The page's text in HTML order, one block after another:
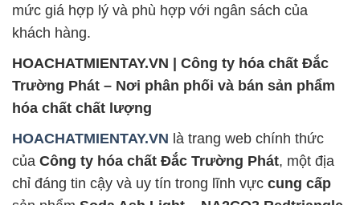
mức giá hợp lý và phù hợp với ngân sách của
khách hàng.
HOACHATMIENTAY.VN | Công ty hóa chất Đắc
Trường Phát – Nơi phân phối và bán sản phẩm
hóa chất chất lượng
HOACHATMIENTAY.VN là trang web chính thức
của Công ty hóa chất Đắc Trường Phát, một địa
chỉ đáng tin cậy và uy tín trong lĩnh vực cung cấp